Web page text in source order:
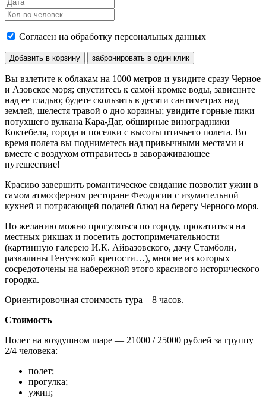
Согласен на обработку персональных данных
Добавить в корзину забронировать в один клик
Вы взлетите к облакам на 1000 метров и увидите сразу Черное
и Азовское моря; спуститесь к самой кромке воды, зависните
над ее гладью; будете скользить в десяти сантиметрах над
землей, шелестя травой о дно корзины; увидите горные пики
потухшего вулкана Кара-Даг, обширные виноградники
Коктебеля, города и поселки с высоты птичьего полета. Во
время полета вы подниметесь над привычными местами и
вместе с воздухом отправитесь в завораживающее
путешествие!
Красиво завершить романтическое свидание позволит ужин в
самом атмосферном ресторане Феодосии с изумительной
кухней и потрясающей подачей блюд на берегу Черного моря.
По желанию можно прогуляться по городу, прокатиться на
местных рикшах и посетить достопримечательности
(картинную галерею И.К. Айвазовского, дачу Стамболи,
развалины Генуэзской крепости…), многие из которых
сосредоточены на набережной этого красивого исторического
городка.
Ориентировочная стоимость тура – 8 часов.
Стоимость
Полет на воздушном шаре — 21000 / 25000 рублей за группу
2/4 человека:
полет;
прогулка;
ужин;